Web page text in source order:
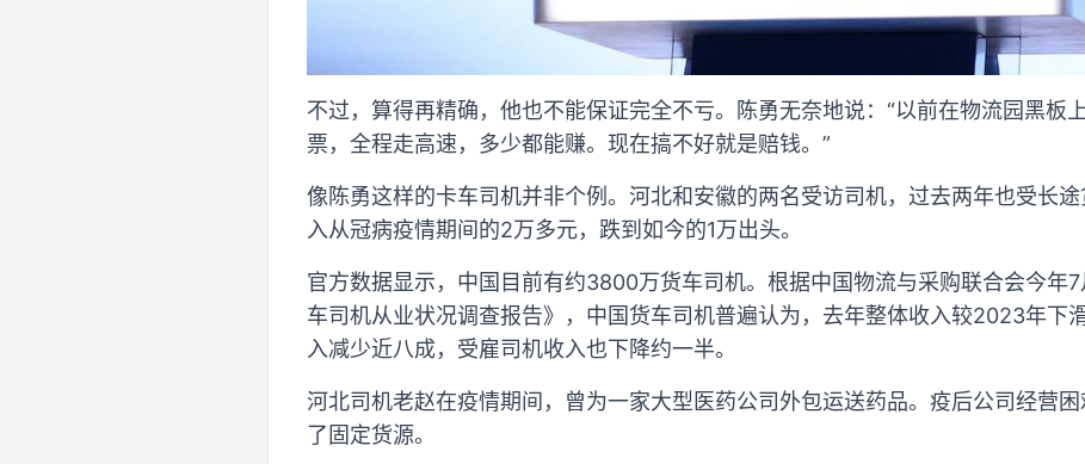
不过，算得再精确，他也不能保证完全不亏。陈勇无奈地说：“以前在物流园黑板
票，全程走高速，多少都能赚。现在搞不好就是赔钱。”
像陈勇这样的卡车司机并非个例。河北和安徽的两名受访司机，过去两年也受长
入从冠病疫情期间的2万多元，跌到如今的1万出头。
官方数据显示，中国目前有约3800万货车司机。根据中国物流与采购联合会今年
车司机从业状况调查报告》，中国货车司机普遍认为，去年整体收入较2023年下
入减少近八成，受雇司机收入也下降约一半。
河北司机老赵在疫情期间，曾为一家大型医药公司外包运送药品。疫后公司经营
了固定货源。